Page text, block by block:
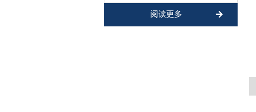
性联轴器在正常操作期间熔化，如
阅读更多